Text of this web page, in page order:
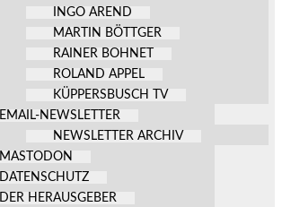
INGO AREND
MARTIN BÖTTGER
RAINER BOHNET
ROLAND APPEL
KÜPPERSBUSCH TV
EMAIL-NEWSLETTER
NEWSLETTER ARCHIV
MASTODON
DATENSCHUTZ
DER HERAUSGEBER